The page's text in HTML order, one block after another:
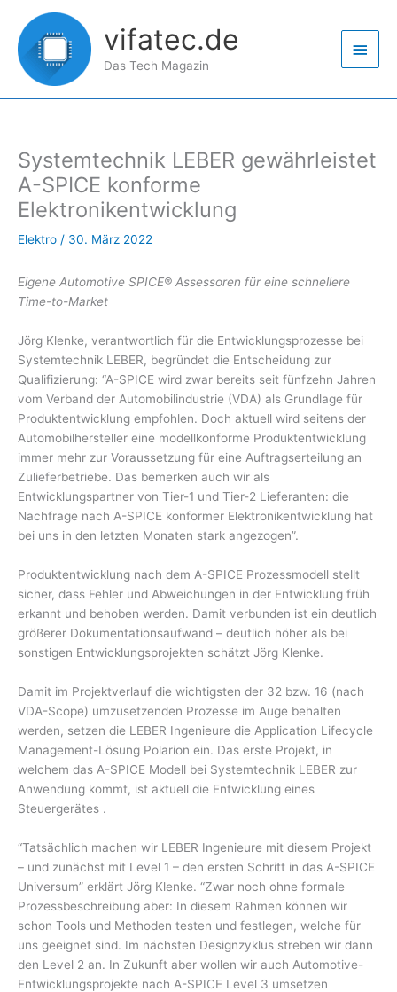
Inhalt
springen
vifatec.de
Das Tech Magazin
Systemtechnik LEBER gewährleistet
A-SPICE konforme
Elektronikentwicklung
Elektro / 30. März 2022
Eigene Automotive SPICE® Assessoren für eine schnellere
Time-to-Market
Jörg Klenke, verantwortlich für die Entwicklungsprozesse bei
Systemtechnik LEBER, begründet die Entscheidung zur
Qualifizierung: “A-SPICE wird zwar bereits seit fünfzehn Jahren
vom Verband der Automobilindustrie (VDA) als Grundlage für
Produktentwicklung empfohlen. Doch aktuell wird seitens der
Automobilhersteller eine modellkonforme Produktentwicklung
immer mehr zur Voraussetzung für eine Auftragserteilung an
Zulieferbetriebe. Das bemerken auch wir als
Entwicklungspartner von Tier-1 und Tier-2 Lieferanten: die
Nachfrage nach A-SPICE konformer Elektronikentwicklung hat
bei uns in den letzten Monaten stark angezogen”.
Produktentwicklung nach dem A-SPICE Prozessmodell stellt
sicher, dass Fehler und Abweichungen in der Entwicklung früh
erkannt und behoben werden. Damit verbunden ist ein deutlich
größerer Dokumentationsaufwand – deutlich höher als bei
sonstigen Entwicklungsprojekten schätzt Jörg Klenke.
Damit im Projektverlauf die wichtigsten der 32 bzw. 16 (nach
VDA-Scope) umzusetzenden Prozesse im Auge behalten
werden, setzen die LEBER Ingenieure die Application Lifecycle
Management-Lösung Polarion ein. Das erste Projekt, in
welchem das A-SPICE Modell bei Systemtechnik LEBER zur
Anwendung kommt, ist aktuell die Entwicklung eines
Steuergerätes .
“Tatsächlich machen wir LEBER Ingenieure mit diesem Projekt
– und zunächst mit Level 1 – den ersten Schritt in das A-SPICE
Universum” erklärt Jörg Klenke. “Zwar noch ohne formale
Prozessbeschreibung aber: In diesem Rahmen können wir
schon Tools und Methoden testen und festlegen, welche für
uns geeignet sind. Im nächsten Designzyklus streben wir dann
den Level 2 an. In Zukunft aber wollen wir auch Automotive-
Entwicklungsprojekte nach A-SPICE Level 3 umsetzen